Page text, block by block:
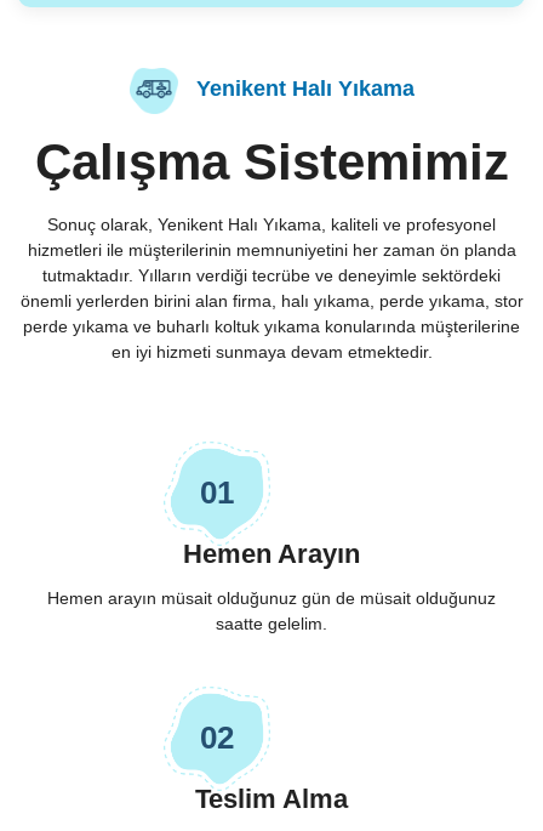
Yenikent Halı Yıkama
Çalışma Sistemimiz
Sonuç olarak, Yenikent Halı Yıkama, kaliteli ve profesyonel
hizmetleri ile müşterilerinin memnuniyetini her zaman ön planda
tutmaktadır. Yılların verdiği tecrübe ve deneyimle sektördeki
önemli yerlerden birini alan firma, halı yıkama, perde yıkama, stor
perde yıkama ve buharlı koltuk yıkama konularında müşterilerine
en iyi hizmeti sunmaya devam etmektedir.
01
Hemen Arayın
Hemen arayın müsait olduğunuz gün de müsait olduğunuz
saatte gelelim.
02
Teslim Alma